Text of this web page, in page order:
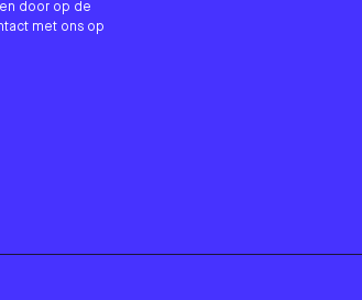
door op de
met ons op